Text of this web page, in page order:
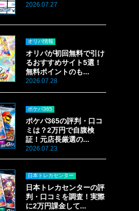
2026.07.27
オリパ情報
オリパが初回無料で引け
るおすすめサイト5選！
無料ポイントのも...
2026.07.28
ポケパ365
ポケパ365の評判・口コ
ミは？2万円で自腹検
証！元店長厳選の...
2026.07.23
日本トレカセンター
日本トレカセンターの評
判・口コミを調査！実際
に2万円課金して...